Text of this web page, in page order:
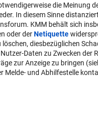
die Meinung
In diesem Sinne
KMM behält sich
oder derNetiquette
diesbezüglichen
Daten zu Zwecken der
zur Anzeige zu bringen
Melde- und Abhilfestelle